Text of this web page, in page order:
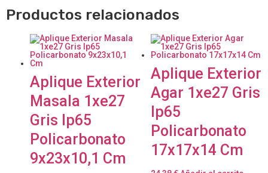
Productos relacionados
Aplique Exterior
Masala 1xe27
Gris Ip65
Policarbonato
9x23x10,1 Cm
Aplique Exterior
Agar 1xe27 Gris
Ip65
Policarbonato
17x17x14 Cm